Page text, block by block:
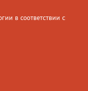
в соответствии с